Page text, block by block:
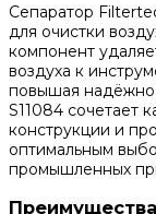
Сепаратор
для очистки
компонент
воздуха к
повышая
S11084 сочетает
конструкции и
оптимальным
промышленных
Преимущества